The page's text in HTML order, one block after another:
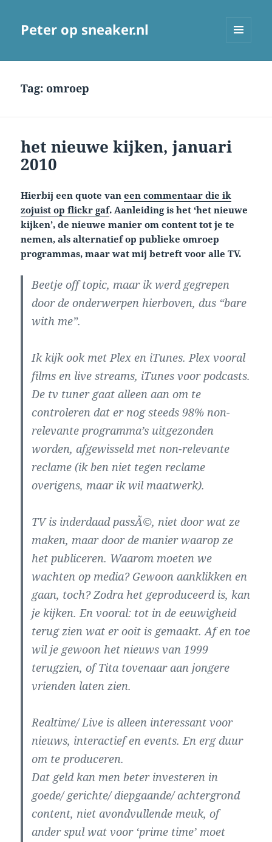
Peter op sneaker.nl
Tag:omroep
het nieuwe kijken, januari
2010
Hierbij een quote vaneen commentaar die ik
zojuist op flickr gaf. Aanleiding is het ‘het nieuwe
kijken’, de nieuwe manier om content tot je te
nemen, als alternatief op publieke omroep
programmas, maar wat mij betreft voor alle TV.
Beetje off topic, maar ik werd gegrepen
door de onderwerpen hierboven, dus “bare
with me”.
Ik kijk ook met Plex en iTunes. Plex vooral
films en live streams, iTunes voor podcasts.
De tv tuner gaat alleen aan om te
controleren dat er nog steeds 98% non-
relevante programma’s uitgezonden
worden, afgewisseld met non-relevante
reclame (ik ben niet tegen reclame
overigens, maar ik wil maatwerk).
TV is inderdaad passÃ©, niet door wat ze
maken, maar door de manier waarop ze
het publiceren. Waarom moeten we
wachten op media? Gewoon aanklikken en
gaan, toch? Zodra het geproduceerd is, kan
je kijken. En vooral: tot in de eeuwigheid
terug zien wat er ooit is gemaakt. Af en toe
wil je gewoon het nieuws van 1999
terugzien, of Tita tovenaar aan jongere
vrienden laten zien.
Realtime/ Live is alleen interessant voor
nieuws, interactief en events. En erg duur
om te produceren.
Dat geld kan men beter investeren in
goede/ gerichte/ diepgaande/ achtergrond
content, niet avondvullende meuk, of
ander spul wat voor ‘prime time’ moet